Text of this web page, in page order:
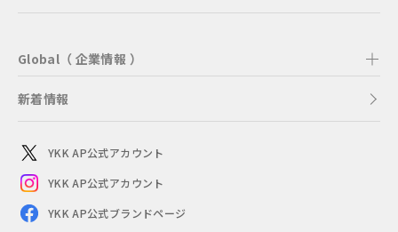
Global（ 企業情報 ）
新着情報
YKK AP公式アカウント
YKK AP公式アカウント
YKK AP公式ブランドページ